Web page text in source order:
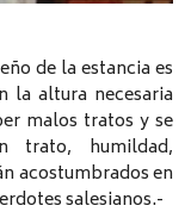
de la estancia es
la altura necesaria
malos tratos y se
trato, humildad,
acostumbrados en
salesianos.-